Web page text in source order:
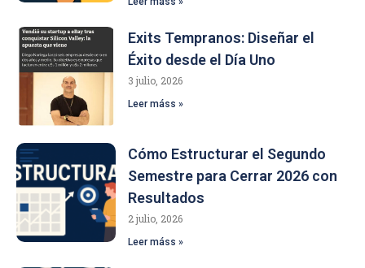
Exits Tempranos: Diseñar el
Éxito desde el Día Uno
3 julio, 2026
Leer máss »
Cómo Estructurar el Segundo
Semestre para Cerrar 2026 con
Resultados
2 julio, 2026
Leer máss »